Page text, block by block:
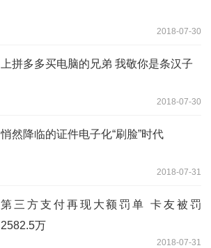
2018-07-30
上拼多多买电脑的兄弟 我敬你是条汉子
2018-07-30
悄然降临的证件电子化“刷脸”时代
2018-07-31
第三方支付再现大额罚单 卡友被罚
2582.5万
2018-07-31